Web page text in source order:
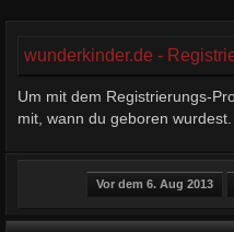
wunderkinder.de -
Um mit dem Registrierungs-
mit, wann du geboren wurdest.